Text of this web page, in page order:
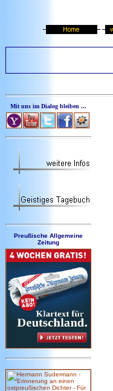
Mit uns im Dialog bleiben ...
Preußische Allgemeine
Zeitung